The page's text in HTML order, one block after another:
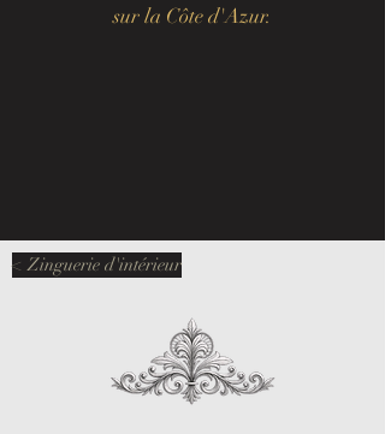
sur la Côte d'Azur.
< Zinguerie d'intérieur